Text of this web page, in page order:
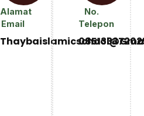
Alamat
Email
No.
Telepon